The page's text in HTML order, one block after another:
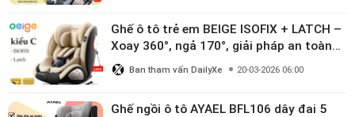
Ghế ô tô trẻ em BEIGE ISOFIX + LATCH –
Xoay 360°, ngả 170°, giải pháp an toàn
linh hoạt cho bé 0–10 tuổi
Ban tham vấn DailyXe 20-03-2026 06:00
Ghế ngồi ô tô AYAEL BFL106 dây đai 5